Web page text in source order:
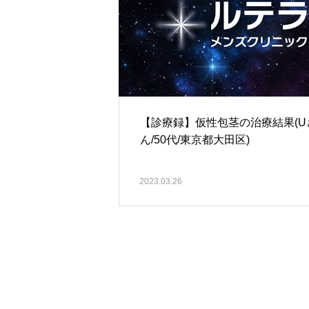
【診療録】仮性包茎の治療結果(U
ん/50代/東京都大田区)
2023.03.26